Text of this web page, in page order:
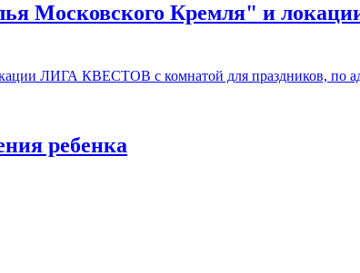
Московского Кремля" и
ЛИГА КВЕСТОВ с комнатой для праздников, по
ребенка